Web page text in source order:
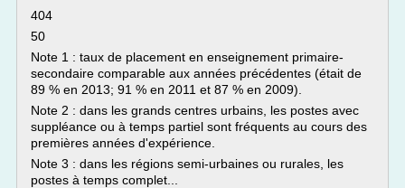
404
50
Note 1 : taux de placement en enseignement primaire-
secondaire comparable aux années précédentes (était de
89 % en 2013; 91 % en 2011 et 87 % en 2009).
Note 2 : dans les grands centres urbains, les postes avec
suppléance ou à temps partiel sont fréquents au cours des
premières années d'expérience.
Note 3 : dans les régions semi-urbaines ou rurales, les
postes à temps complet...